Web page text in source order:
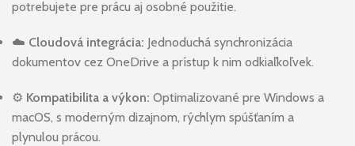
potrebujete pre prácu aj osobné použitie.
☁️ Cloudová integrácia: Jednoduchá synchronizácia
dokumentov cez OneDrive a prístup k nim odkiaľkoľvek.
⚙️ Kompatibilita a výkon: Optimalizované pre Windows a
macOS, s moderným dizajnom, rýchlym spúšťaním a
plynulou prácou.